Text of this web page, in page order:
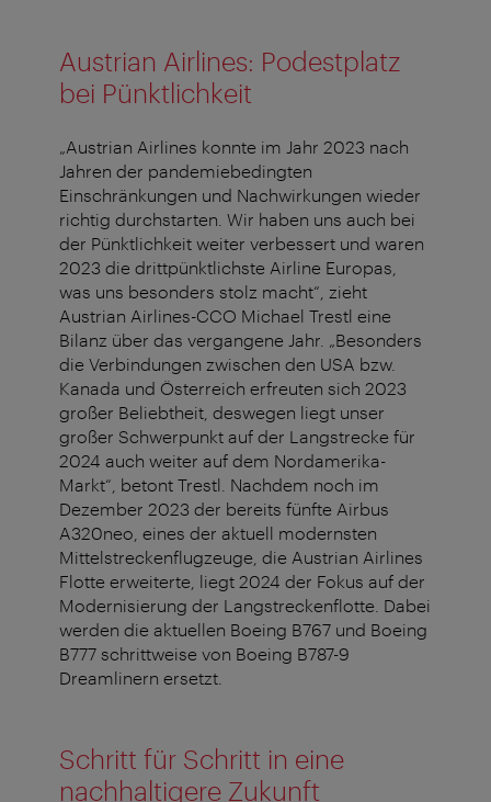
Austrian Airlines: Podestplatz
bei Pünktlichkeit
„Austrian Airlines konnte im Jahr 2023 nach
Jahren der pandemiebedingten
Einschränkungen und Nachwirkungen wieder
richtig durchstarten. Wir haben uns auch bei
der Pünktlichkeit weiter verbessert und waren
2023 die drittpünktlichste Airline Europas,
was uns besonders stolz macht“, zieht
Austrian Airlines-CCO Michael Trestl eine
Bilanz über das vergangene Jahr. „Besonders
die Verbindungen zwischen den USA bzw.
Kanada und Österreich erfreuten sich 2023
großer Beliebtheit, deswegen liegt unser
großer Schwerpunkt auf der Langstrecke für
2024 auch weiter auf dem Nordamerika-
Markt“, betont Trestl. Nachdem noch im
Dezember 2023 der bereits fünfte Airbus
A320neo, eines der aktuell modernsten
Mittelstreckenflugzeuge, die Austrian Airlines
Flotte erweiterte, liegt 2024 der Fokus auf der
Modernisierung der Langstreckenflotte. Dabei
werden die aktuellen Boeing B767 und Boeing
B777 schrittweise von Boeing B787-9
Dreamlinern ersetzt.
Schritt für Schritt in eine
nachhaltigere Zukunft